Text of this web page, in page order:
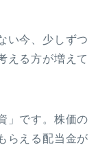
い今、少しずつ
える方が増えて
」です。株価の
らえる配当金が